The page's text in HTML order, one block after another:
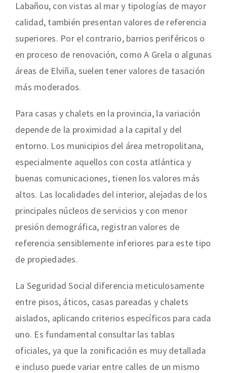
Labañou, con vistas al mar y tipologías de mayor
calidad, también presentan valores de referencia
superiores. Por el contrario, barrios periféricos o
en proceso de renovación, como A Grela o algunas
áreas de Elviña, suelen tener valores de tasación
más moderados.
Para casas y chalets en la provincia, la variación
depende de la proximidad a la capital y del
entorno. Los municipios del área metropolitana,
especialmente aquellos con costa atlántica y
buenas comunicaciones, tienen los valores más
altos. Las localidades del interior, alejadas de los
principales núcleos de servicios y con menor
presión demográfica, registran valores de
referencia sensiblemente inferiores para este tipo
de propiedades.
La Seguridad Social diferencia meticulosamente
entre pisos, áticos, casas pareadas y chalets
aislados, aplicando criterios específicos para cada
uno. Es fundamental consultar las tablas
oficiales, ya que la zonificación es muy detallada
e incluso puede variar entre calles de un mismo